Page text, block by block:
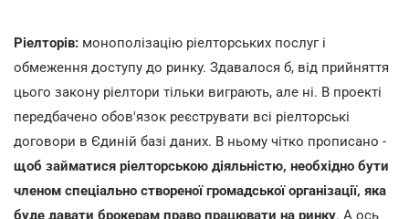
Ріелторів: монополізацію ріелторських послуг і
обмеження доступу до ринку. Здавалося б, від прийняття
цього закону ріелтори тільки виграють, але ні. В проекті
передбачено обов'язок реєструвати всі ріелторські
договори в Єдиній базі даних. В ньому чітко прописано -
щоб займатися ріелторською діяльністю, необхідно бути
членом спеціально створеної громадської організації, яка
буде давати брокерам право працювати на ринку. А ось